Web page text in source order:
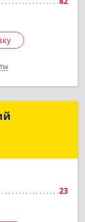
23
Анатолий
Подробнее